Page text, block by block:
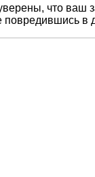
что ваш
повредившись в